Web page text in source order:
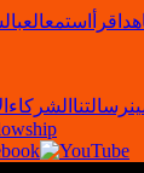
اقرأ استمعالعب
رسالتنا الشركاء